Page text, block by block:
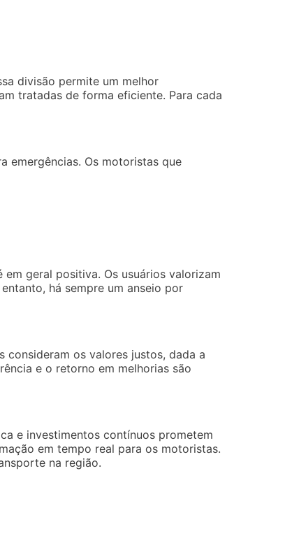
divisão permite um melhor
tratadas de forma eficiente. Para cada
emergências. Os motoristas que
em geral positiva. Os usuários valorizam
há sempre um anseio por
os valores justos, dada a
e o retorno em melhorias são
e investimentos contínuos prometem
em tempo real para os motoristas.
na região.